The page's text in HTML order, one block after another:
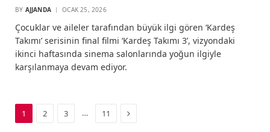
BY AJJANDA OCAK 25, 2026
Çocuklar ve aileler tarafından büyük ilgi gören ‘Kardeş
Takımı’ serisinin final filmi ‘Kardeş Takımı 3’, vizyondaki
ikinci haftasında sinema salonlarında yoğun ilgiyle
karşılanmaya devam ediyor.
1 2 3 … 11 Next